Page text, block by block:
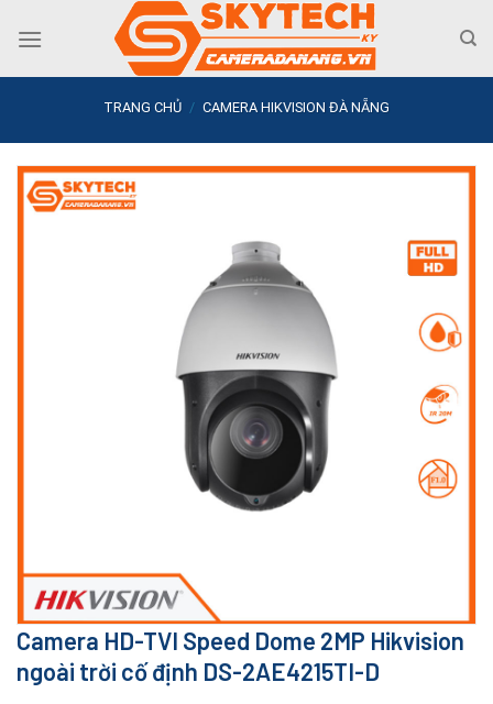
TRANG CHỦ / CAMERA HIKVISION ĐÀ NẴNG
Camera HD-TVI Speed Dome 2MP Hikvision
ngoài trời cố định DS-2AE4215TI-D